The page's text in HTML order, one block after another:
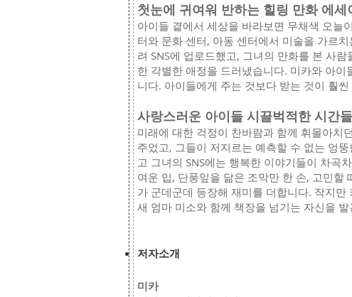
첫눈에 귀여워 반하는​ 힐링 만화 에세
아이들 곁에서 세상을 바라보면 무채색 오늘
터와 문화 센터, 아동 센터에서 미술을 가르
려 SNS에 업로드했고, 그녀의 만화를 본 사람
한 각별한 애정을 드러냈습니다. 미카와 아
니다. 아이들에게 주는 것보다 받는 것이 훨
사랑스러운 아이들 시끌벅적한 시간들
미래에 대한 걱정이 찬바람과 함께 휘몰아치
주었고, 그들이 저지르는 예측할 수 없는 엉
고 그녀의 SNS에는 행복한 이야기들이 차곡
여운 입, 단풍잎을 닮은 조막만 한 손, 고민할
가 군데군데 등장해 재미를 더합니다. 작지
새 엄마 미소와 함께 책장을 넘기는 자신을
저자소개
미카